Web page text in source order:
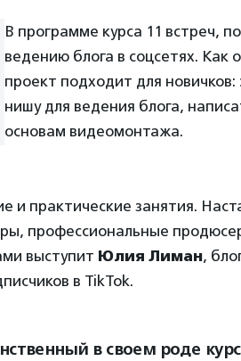
В программе курса 11 встреч,
ведению блога в соцсетях. Как
проект подходит для
нишу для ведения блога,
основам видеомонтажа.
и практические занятия.
профессиональные
выступит Юлия Лиман,
в TikTok.
в своем роде